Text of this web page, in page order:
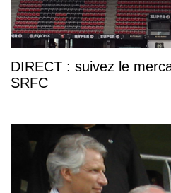
DIRECT : suivez le
SRFC